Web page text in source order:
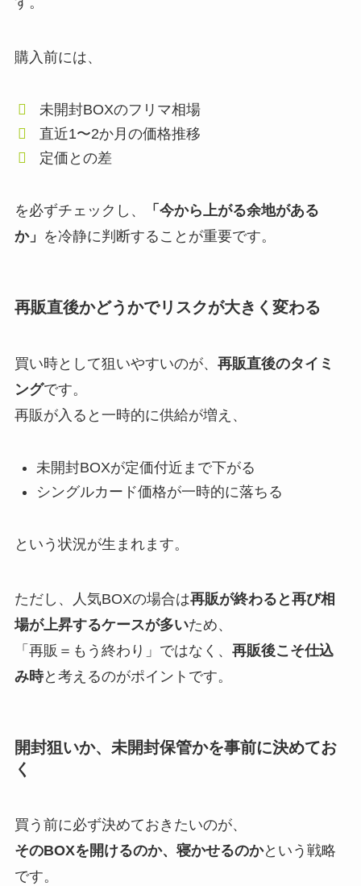
購入前には、
未開封BOXのフリマ相場
直近1〜2か月の価格推移
定価との差
を必ずチェックし、
「今から上がる余地がある
か」 を冷静に判断することが重要です。
再販直後かどうかでリスクが大きく変わる
買い時として狙いやすいのが、 再販直後のタイミ
ングです。
再販が入ると一時的に供給が増え、
未開封BOXが定価付近まで下がる
シングルカード価格が一時的に落ちる
という状況が生まれます。
ただし、人気BOXの場合は再販が終わると再び相
場が上昇するケースが多いため、
「再販＝もう終わり」ではなく、 再販後こそ仕込
み時と考えるのがポイントです。
開封狙いか、未開封保管かを事前に決めてお
く
買う前に必ず決めておきたいのが、
そのBOXを開けるのか、寝かせるのかという戦略
です。